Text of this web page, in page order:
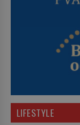
LIFESTYLE